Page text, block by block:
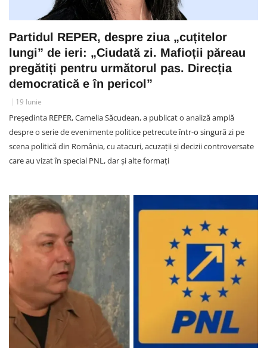
Partidul REPER, despre ziua „cuțitelor
lungi” de ieri: „Ciudată zi. Mafioții păreau
pregătiți pentru următorul pas. Direcția
democratică e în pericol”
19 Iunie
Președinta REPER, Camelia Săcudean, a publicat o analiză amplă
despre o serie de evenimente politice petrecute într-o singură zi pe
scena politică din România, cu atacuri, acuzații și decizii controversate
care au vizat în special PNL, dar și alte formați